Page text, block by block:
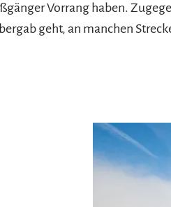
Vorrang haben.
geht, an manchen